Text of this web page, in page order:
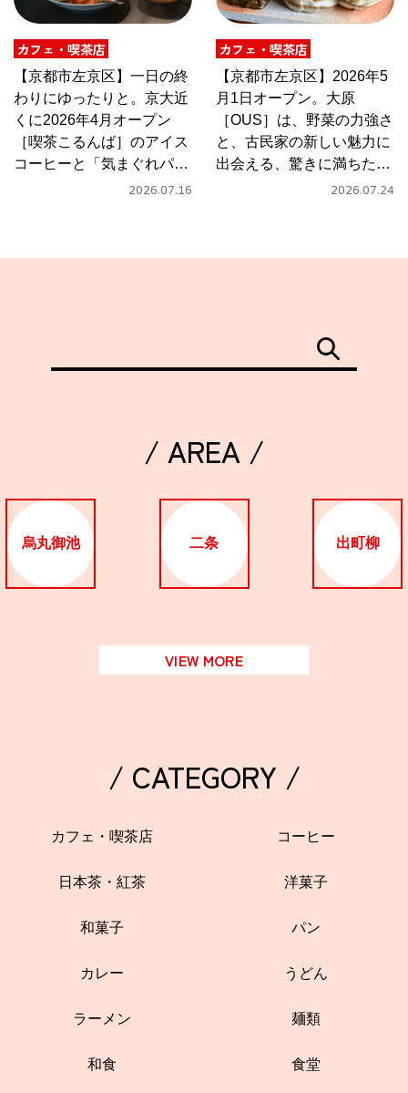
カフェ・喫茶店
【京都市左京区】一日の終
わりにゆったりと。京大近
くに2026年4月オープン
［喫茶こるんば］のアイス
コーヒーと「気まぐれパス
2026.07.16
カフェ・喫茶店
【京都市左京区】2026年5
月1日オープン。大原
［OUS］は、野菜の力強さ
と、古民家の新しい魅力に
出会える、驚きに満ちたカ
2026.07.24
/ AREA /
烏丸御池 二条 出町柳
VIEW MORE
/ CATEGORY /
カフェ・喫茶店 コーヒー
日本茶・紅茶 洋菓子
和菓子 パン
カレー うどん
ラーメン 麺類
和食 食堂